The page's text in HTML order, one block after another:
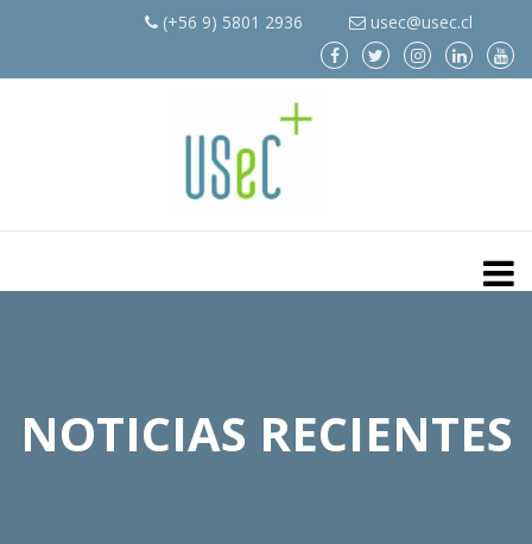
(+56 9) 5801 2936 usec@usec.cl
NOTICIAS RECIENTES